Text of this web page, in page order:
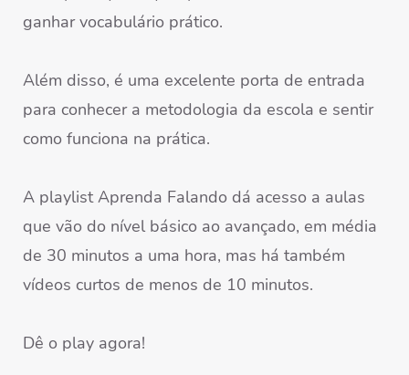
ganhar vocabulário prático.
Além disso, é uma excelente porta de entrada
para conhecer a metodologia da escola e sentir
como funciona na prática.
A playlist Aprenda Falando dá acesso a aulas
que vão do nível básico ao avançado, em média
de 30 minutos a uma hora, mas há também
vídeos curtos de menos de 10 minutos.
Dê o play agora!